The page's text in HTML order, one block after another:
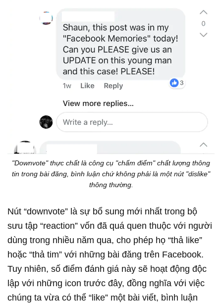
"Downvote" thực chất là công cụ "chấm điểm" chất lượng thông
tin trong bài đăng, bình luận chứ không phải là một nút "dislike"
thông thường.
Nút “downvote” là sự bổ sung mới nhất trong bộ
sưu tập “reaction” vốn đã quá quen thuộc với người
dùng trong nhiều năm qua, cho phép họ “thả like”
hoặc “thả tim” với những bài đăng trên Facebook.
Tuy nhiên, số điểm đánh giá này sẽ hoạt động độc
lập với những icon trước đây, đồng nghĩa với việc
chúng ta vừa có thể “like” một bài viết, bình luận